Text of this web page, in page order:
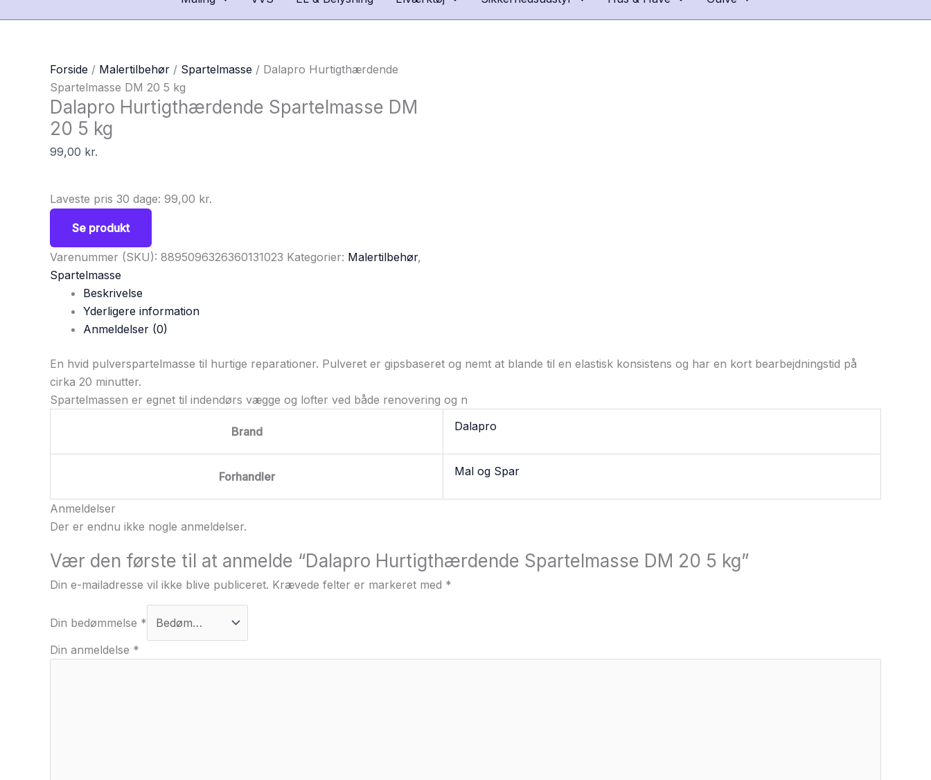
Forside / Malertilbehør / Spartelmasse / Dalapro Hurtigthærdende
Spartelmasse DM 20 5 kg
Dalapro Hurtigthærdende Spartelmasse DM
20 5 kg
99,00 kr.
Laveste pris 30 dage: 99,00 kr.
Se produkt
Varenummer (SKU): 8895096326360131023 Kategorier: Malertilbehør,
Spartelmasse
Beskrivelse
Yderligere information
Anmeldelser (0)
En hvid pulverspartelmasse til hurtige reparationer. Pulveret er gipsbaseret og nemt at blande til en elastisk konsistens og har en kort bearbejdningstid på
cirka 20 minutter.
Spartelmassen er egnet til indendørs vægge og lofter ved både renovering og n
Brand Dalapro
Forhandler Mal og Spar
Anmeldelser
Der er endnu ikke nogle anmeldelser.
Vær den første til at anmelde “Dalapro Hurtigthærdende Spartelmasse DM 20 5 kg”
Din e-mailadresse vil ikke blive publiceret. Krævede felter er markeret med *
Din bedømmelse *
Din anmeldelse *